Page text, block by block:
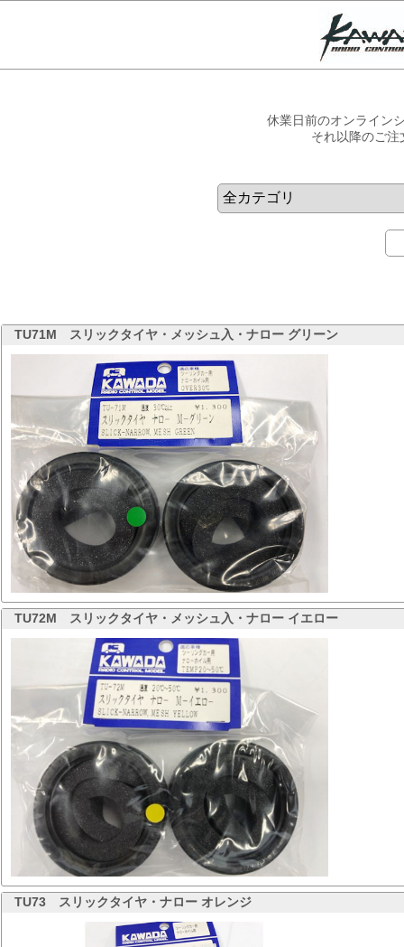
休業日前のオンライン
それ以降のご
TU71M スリックタイヤ・メッシュ入・ナロー グリーン
TU72M スリックタイヤ・メッシュ入・ナロー イエロー
TU73 スリックタイヤ・ナロー オレンジ